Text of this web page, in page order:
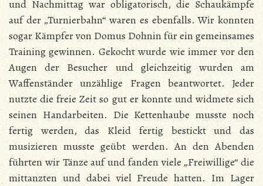
und Nachmittag war obligatorisch, die Schaukämpfe
auf der „Turnierbahn“ waren es ebenfalls. Wir konnten
sogar Kämpfer von Domus Dohnin für ein gemeinsames
Training gewinnen. Gekocht wurde wie immer vor den
Augen der Besucher und gleichzeitig wurden am
Waffenständer unzählige Fragen beantwortet. Jeder
nutzte die freie Zeit so gut er konnte und widmete sich
seinen Handarbeiten. Die Kettenhaube musste noch
fertig werden, das Kleid fertig bestickt und das
musizieren musste geübt werden. An den Abenden
führten wir Tänze auf und fanden viele „Freiwillige“ die
mittanzten und dabei viel Freude hatten. Im Lager